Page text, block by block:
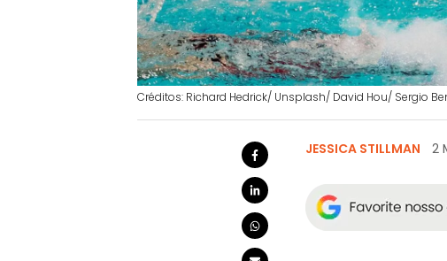
Créditos: Richard Hedrick/ Unsplash/ David Hou/ Sergio
JESSICA STILLMAN 2